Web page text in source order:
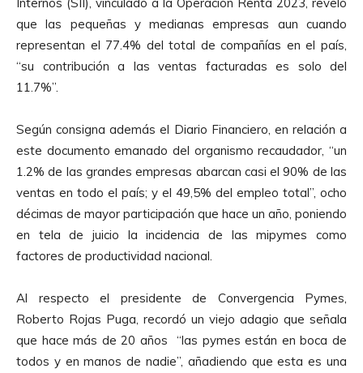
que las pequeñas y medianas empresas aun cuando
representan el 77.4% del total de compañías en el país,
“su contribución a las ventas facturadas es solo del
11.7%”.
Según consigna además el Diario Financiero, en relación a
este documento emanado del organismo recaudador, “un
1.2% de las grandes empresas abarcan casi el 90% de las
ventas en todo el país; y el 49,5% del empleo total”, ocho
décimas de mayor participación que hace un año, poniendo
en tela de juicio la incidencia de las mipymes como
factores de productividad nacional.
Al respecto el presidente de Convergencia Pymes,
Roberto Rojas Puga, recordó un viejo adagio que señala
que hace más de 20 años “las pymes están en boca de
todos y en manos de nadie”, añadiendo que esta es una